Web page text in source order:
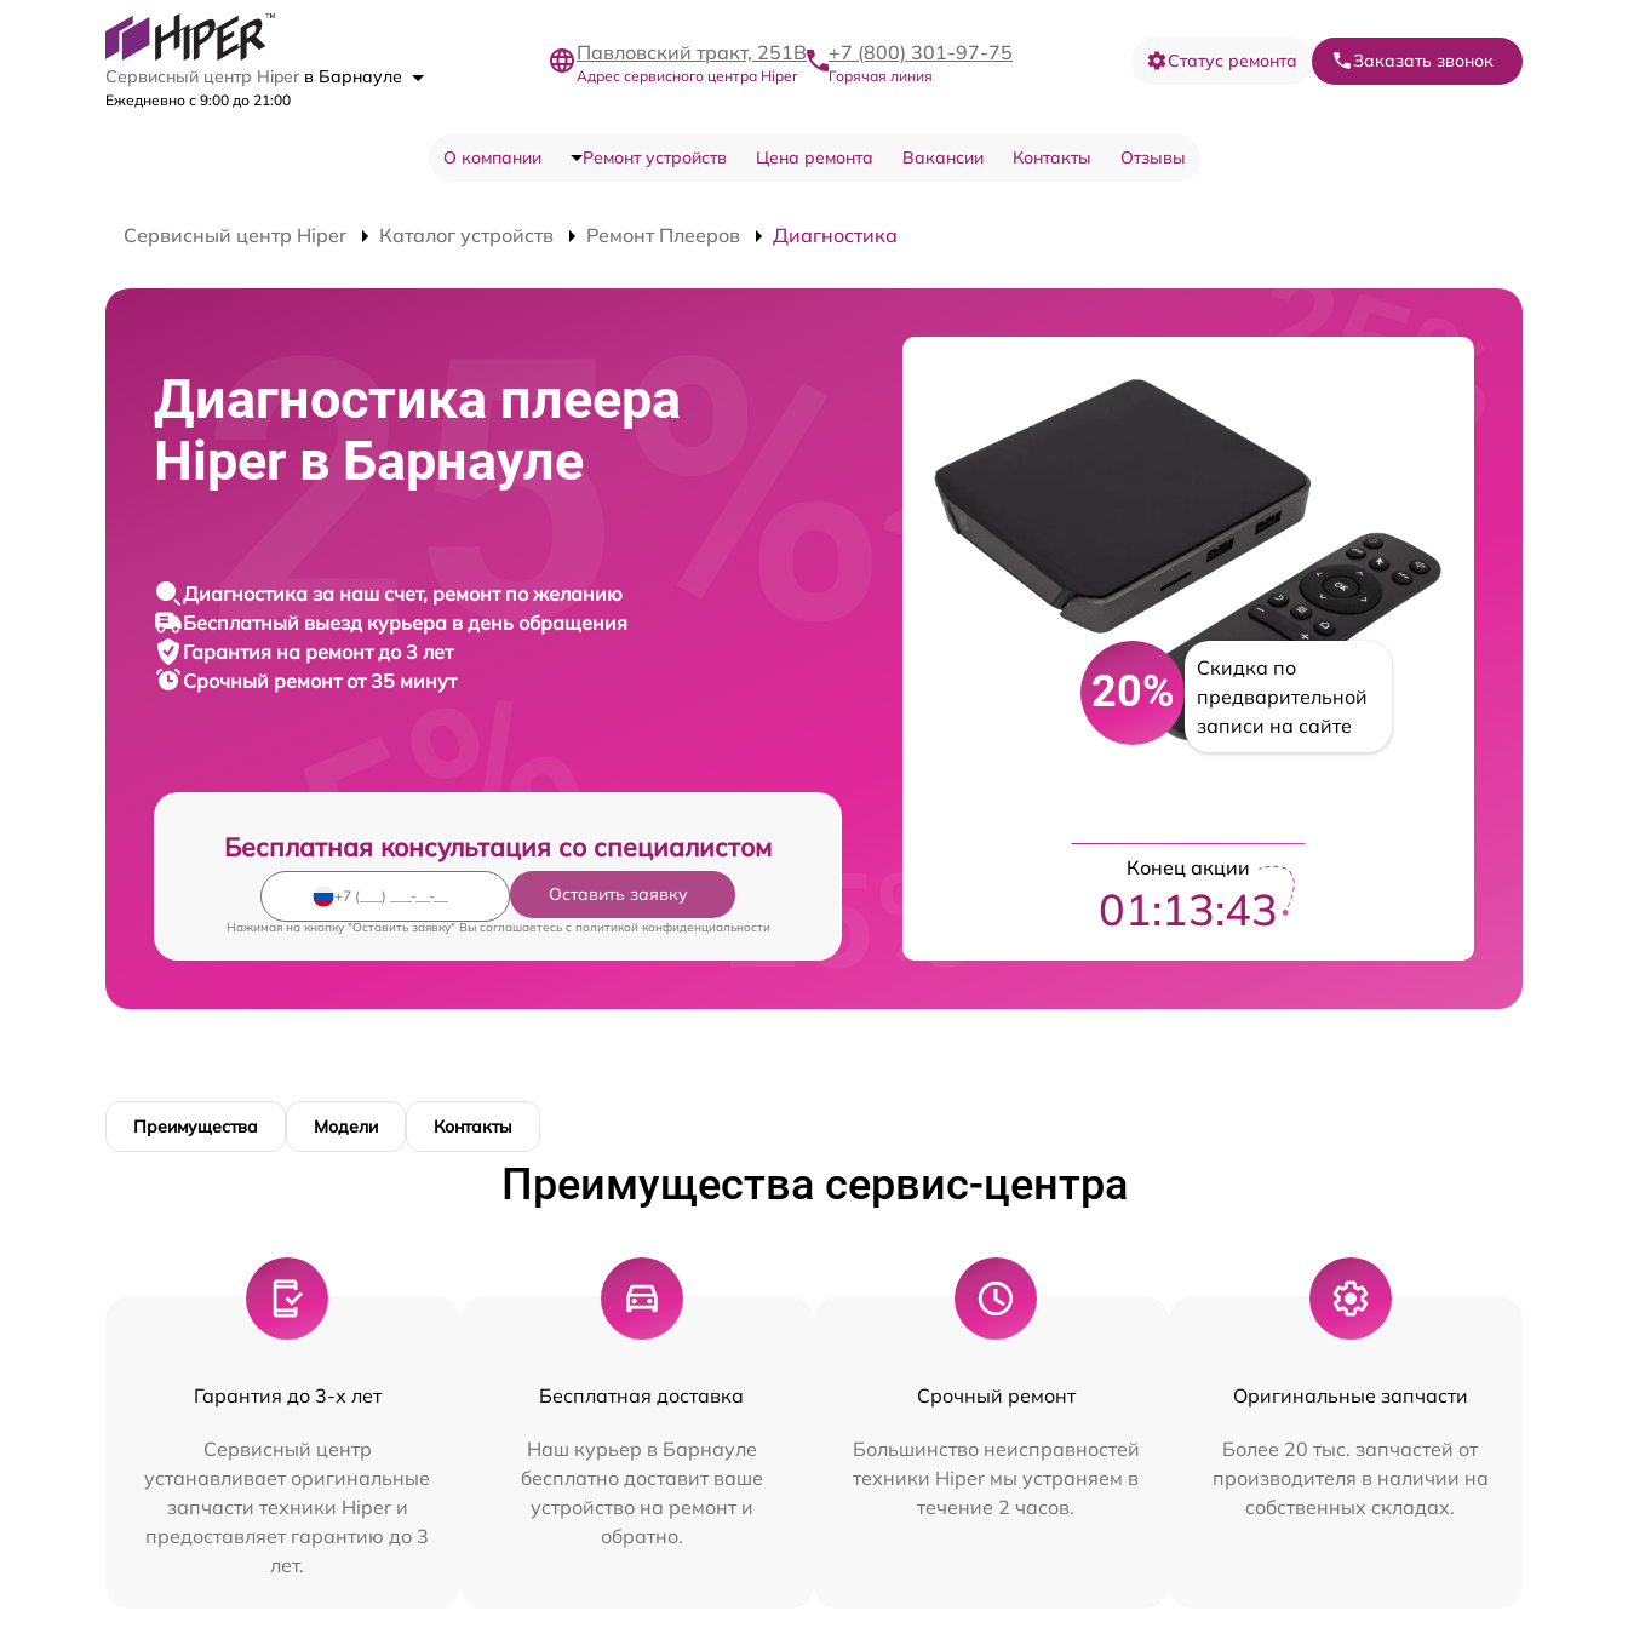
Сервисный центр Hiper в Барнауле
Ежедневно с 9:00 до 21:00
Павловский тракт, 251В
Адрес сервисного центра Hiper
+7 (800) 301-97-75
Горячая линия
Статус ремонта Заказать звонок
О компании Ремонт устройств Цена ремонта Вакансии Контакты Отзывы
Сервисный центр Hiper Каталог устройств Ремонт Плееров Диагностика
Диагностика плеера
Hiper в Барнауле
Диагностика за наш счет, ремонт по желанию
Бесплатный выезд курьера в день обращения
Гарантия на ремонт до 3 лет
Срочный ремонт от 35 минут
Бесплатная консультация со специалистом
Оставить заявку
Нажимая на кнопку "Оставить заявку" Вы соглашаетесь c политикой конфиденциальности
20%
Скидка по
предварительной
записи на сайте
Конец акции
01:13:42
Преимущества Модели Контакты
Преимущества сервис-центра
Гарантия до 3-х лет
Сервисный центр
устанавливает оригинальные
запчасти техники Hiper и
предоставляет гарантию до 3
лет.
Бесплатная доставка
Наш курьер в Барнауле
бесплатно доставит ваше
устройство на ремонт и
обратно.
Срочный ремонт
Большинство неисправностей
техники Hiper мы устраняем в
течение 2 часов.
Оригинальные запчасти
Более 20 тыс. запчастей от
производителя в наличии на
собственных складах.